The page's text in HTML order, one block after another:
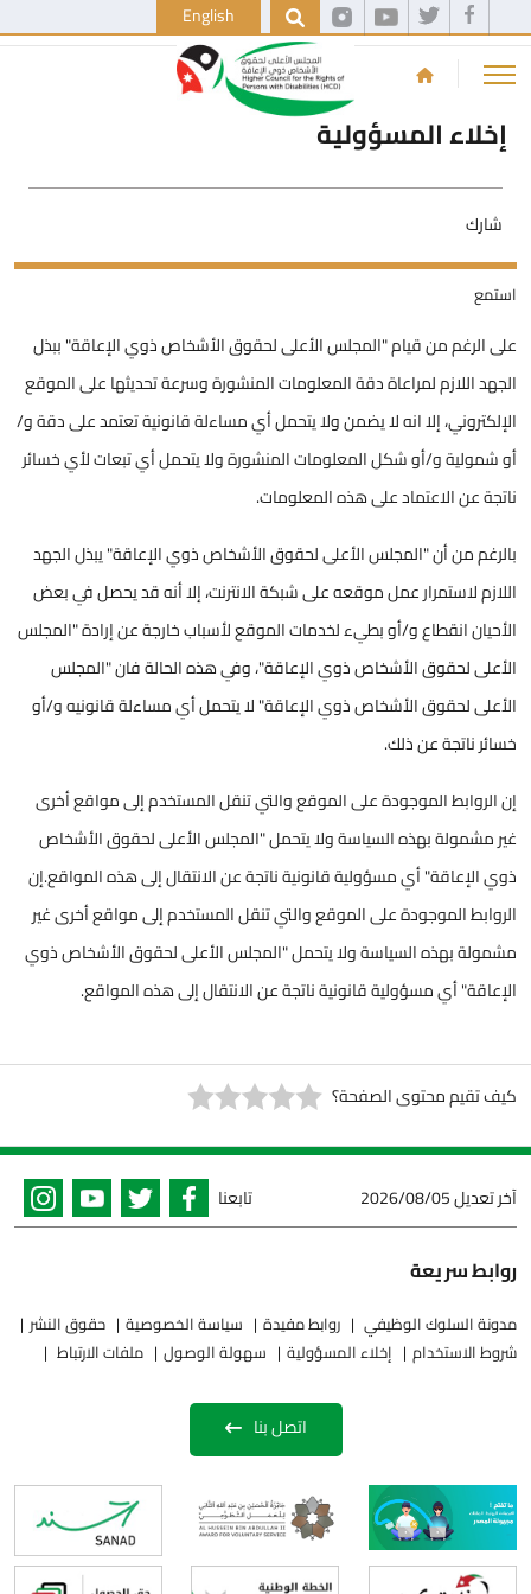
English
إخلاء المسؤولية
شارك
استمع
على الرغم من قيام "المجلس الأعلى لحقوق الأشخاص ذوي الإعاقة" ببذل
الجهد اللازم لمراعاة دقة المعلومات المنشورة وسرعة تحديثها على الموقع
الإلكتروني، إلا انه لا يضمن ولا يتحمل أي مساءلة قانونية تعتمد على دقة و/
أو شمولية و/أو شكل المعلومات المنشورة ولا يتحمل أي تبعات لأي خسائر
ناتجة عن الاعتماد على هذه المعلومات.
بالرغم من أن "المجلس الأعلى لحقوق الأشخاص ذوي الإعاقة" يبذل الجهد
اللازم لاستمرار عمل موقعه على شبكة الانترنت، إلا أنه قد يحصل في بعض
الأحيان انقطاع و/أو بطيء لخدمات الموقع لأسباب خارجة عن إرادة "المجلس
الأعلى لحقوق الأشخاص ذوي الإعاقة"، وفي هذه الحالة فان "المجلس
الأعلى لحقوق الأشخاص ذوي الإعاقة" لا يتحمل أي مساءلة قانونيه و/أو
خسائر ناتجة عن ذلك.
إن الروابط الموجودة على الموقع والتي تنقل المستخدم إلى مواقع أخرى
غير مشمولة بهذه السياسة ولا يتحمل "المجلس الأعلى لحقوق الأشخاص
ذوي الإعاقة" أي مسؤولية قانونية ناتجة عن الانتقال إلى هذه المواقع.إن
الروابط الموجودة على الموقع والتي تنقل المستخدم إلى مواقع أخرى غير
مشمولة بهذه السياسة ولا يتحمل "المجلس الأعلى لحقوق الأشخاص ذوي
الإعاقة" أي مسؤولية قانونية ناتجة عن الانتقال إلى هذه المواقع.
كيف تقيم محتوى الصفحة؟
آخر تعديل2026/08/05 تابعنا
روابط سريعة
مدونة السلوك الوظيفي روابط مفيدة سياسة الخصوصية
حقوق النشر
شروط الاستخدام
إخلاء المسؤولية سهولة الوصول ملفات الارتباط
اتصل بنا